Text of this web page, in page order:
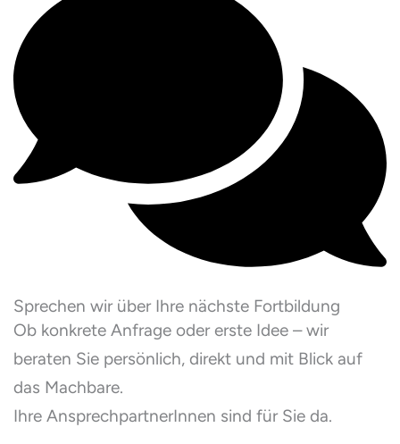
Sprechen wir über Ihre nächste Fortbildung
Ob konkrete Anfrage oder erste Idee – wir
beraten Sie persönlich, direkt und mit Blick auf
das Machbare.
Ihre AnsprechpartnerInnen sind für Sie da.